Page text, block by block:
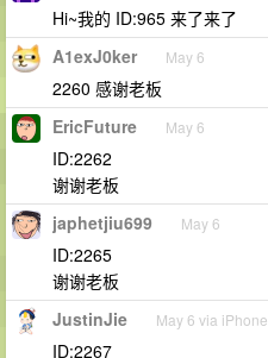
Hi~我的 ID:965 来了来了
A1exJ0ker May 6
2260 感谢老板
EricFuture May 6
ID:2262
谢谢老板
japhetjiu699 May 6
ID:2265
谢谢老板
JustinJie May 6 via iPhone
ID:2267